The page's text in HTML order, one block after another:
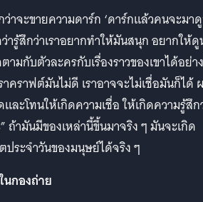
าจะขายความดาร์ก ‘ดาร์กแล้วคนจะมา
รู้สึกว่าเราอยากทำให้มันสนุก อยากให้ดู
มกับตัวละครกับเรื่องราวของเขาได้อย่าง
าคราฟต์มันไม่ดี เราอาจจะไม่เชื่อมันก็ได้
ละโทนให้เกิดความเชื่อ ให้เกิดความรู้สึก
ถ้ามันมีของเหล่านี้ขึ้นมาจริง ๆ มันจะเกิด
ประจำวันของมนุษย์ได้จริง ๆ
นกองถ่าย